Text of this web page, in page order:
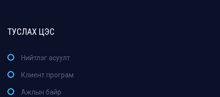
ТУСЛАХ ЦЭС
Нийтлэг асуулт
Клиент програм
Ажлын байр